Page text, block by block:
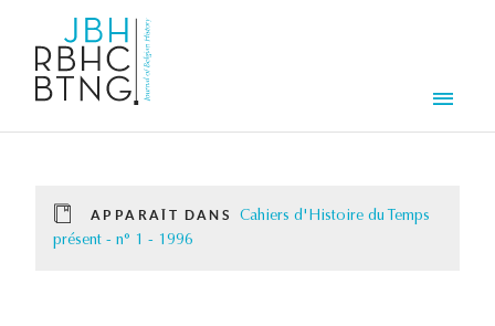
APPARAÎT DANS
Cahiers d'Histoire du Temps
présent - n° 1 - 1996